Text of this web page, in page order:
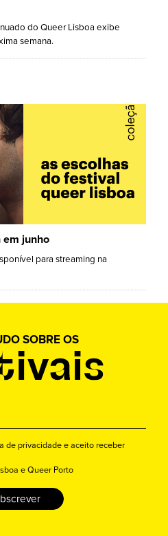
do Queer Lisboa exibe
semana.
em junho
para streaming na
SOBRE OS
de privacidade e aceito receber
e Queer Porto